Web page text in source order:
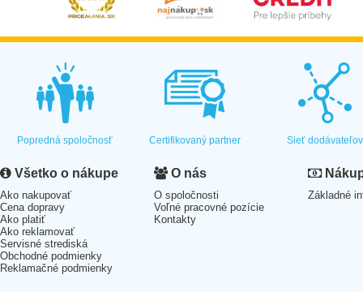
Popredná spoločnosť Certifikovaný partner Sieť dodávateľov
Všetko o nákupe
Ako nakupovať
Cena dopravy
Ako platiť
Ako reklamovať
Servisné strediská
Obchodné podmienky
Reklamačné podmienky
O nás
O spoločnosti
Voľné pracovné pozície
Kontakty
Základné